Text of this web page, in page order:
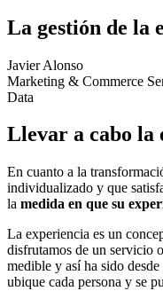
La gestión de la
Javier Alonso
Marketing & Commerce
Data
Llevar a cabo la
En cuanto a la
individualizado y que
la medida en que su
La experiencia es un
disfrutamos de un servicio
medible y así ha sido
ubique cada persona y se